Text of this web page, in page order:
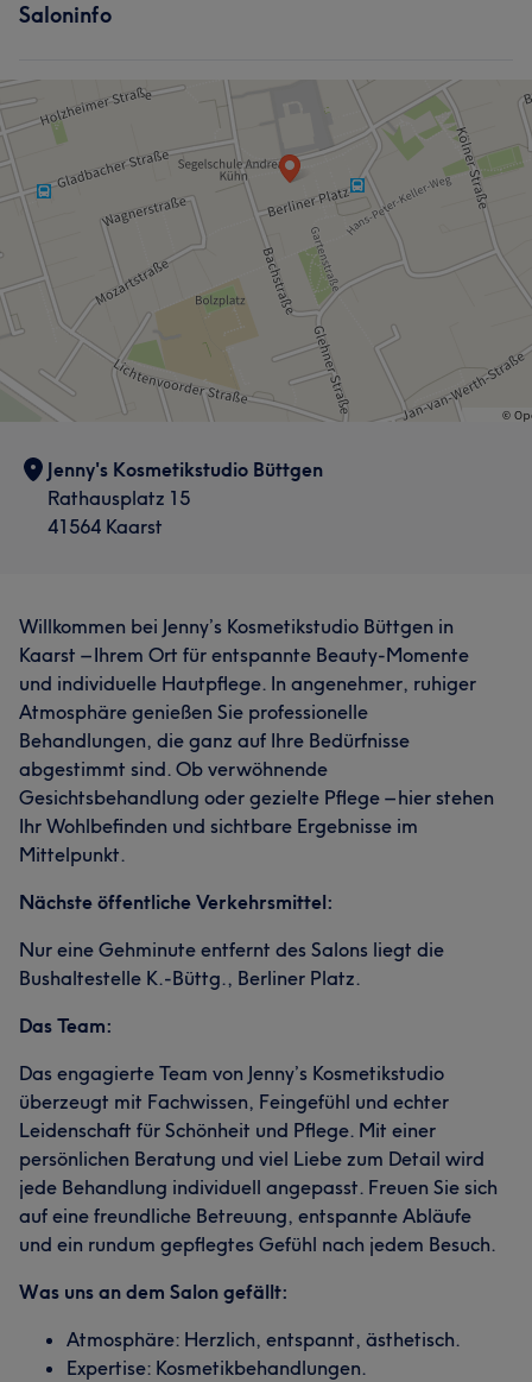
Saloninfo
Jenny's Kosmetikstudio Büttgen
Rathausplatz 15
41564 Kaarst
Willkommen bei Jenny’s Kosmetikstudio Büttgen in
Kaarst – Ihrem Ort für entspannte Beauty-Momente
und individuelle Hautpflege. In angenehmer, ruhiger
Atmosphäre genießen Sie professionelle
Behandlungen, die ganz auf Ihre Bedürfnisse
abgestimmt sind. Ob verwöhnende
Gesichtsbehandlung oder gezielte Pflege – hier stehen
Ihr Wohlbefinden und sichtbare Ergebnisse im
Mittelpunkt.
Nächste öffentliche Verkehrsmittel:
Nur eine Gehminute entfernt des Salons liegt die
Bushaltestelle K.-Büttg., Berliner Platz.
Das Team:
Das engagierte Team von Jenny’s Kosmetikstudio
überzeugt mit Fachwissen, Feingefühl und echter
Leidenschaft für Schönheit und Pflege. Mit einer
persönlichen Beratung und viel Liebe zum Detail wird
jede Behandlung individuell angepasst. Freuen Sie sich
auf eine freundliche Betreuung, entspannte Abläufe
und ein rundum gepflegtes Gefühl nach jedem Besuch.
Was uns an dem Salon gefällt:
Atmosphäre: Herzlich, entspannt, ästhetisch.
Expertise: Kosmetikbehandlungen.